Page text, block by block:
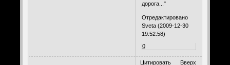
дорога..."
Отредактировано
Sveta (2009-12-30
19:52:58)
0
Цитировать Вверх